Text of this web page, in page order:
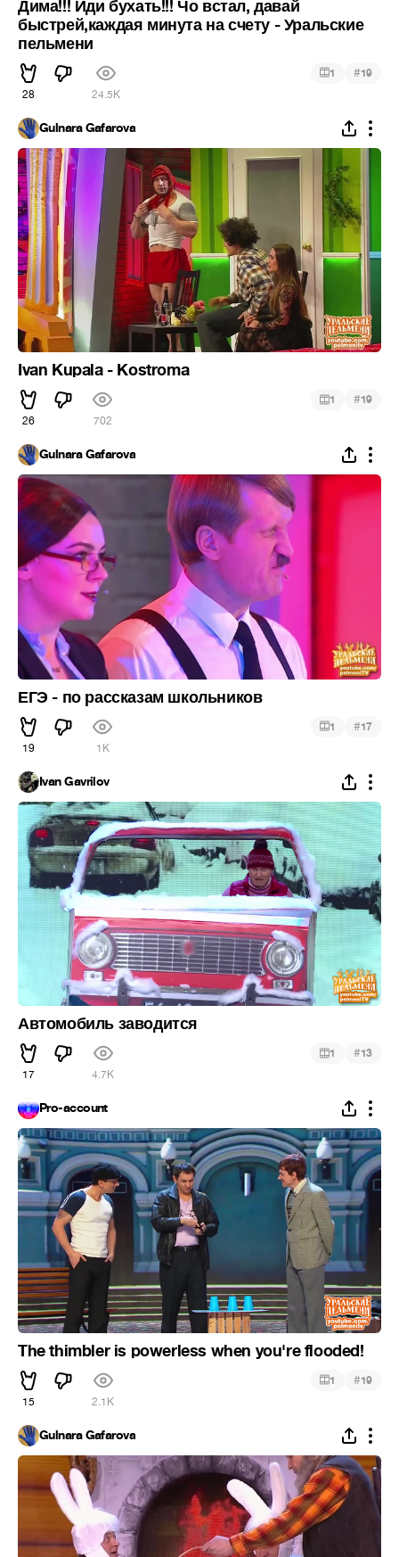
Дима!!! Иди бухать!!! Чо встал, давай
быстрей,каждая минута на счету - Уральские
пельмени
28 24.5K
1 #19
Gulnara Gafarova
Ivan Kupala - Kostroma
26 702
1 #19
Gulnara Gafarova
ЕГЭ - по рассказам школьников
19 1K
1 #17
Ivan Gavrilov
Автомобиль заводится
17 4.7K
1 #13
Pro-account
The thimbler is powerless when you're flooded!
15 2.1K
1 #19
Gulnara Gafarova